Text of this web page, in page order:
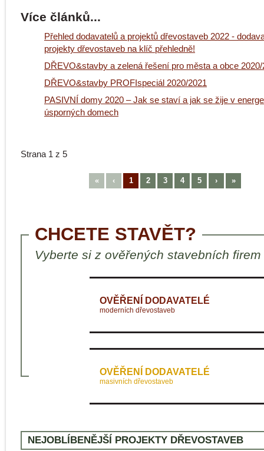
Více článků...
Přehled dodavatelů a projektů dřevostaveb 2022 -
projekty dřevostaveb na klíč přehledně!
DŘEVO&stavby a zelená řešení pro města a obce 2020/
DŘEVO&stavby PROFIspeciál 2020/2021
PASIVNÍ domy 2020 – Jak se staví a jak se žije v
úsporných domech
Strana 1 z 5
« ‹ 1 2 3 4 5 › »
CHCETE STAVĚT?
Vyberte si z ověřených stavebních firem
OVĚŘENÍ DODAVATELÉ
moderních dřevostaveb
OVĚŘENÍ DODAVATELÉ
masivních dřevostaveb
NEJOBLÍBENĚJŠÍ PROJEKTY DŘEVOSTAVEB